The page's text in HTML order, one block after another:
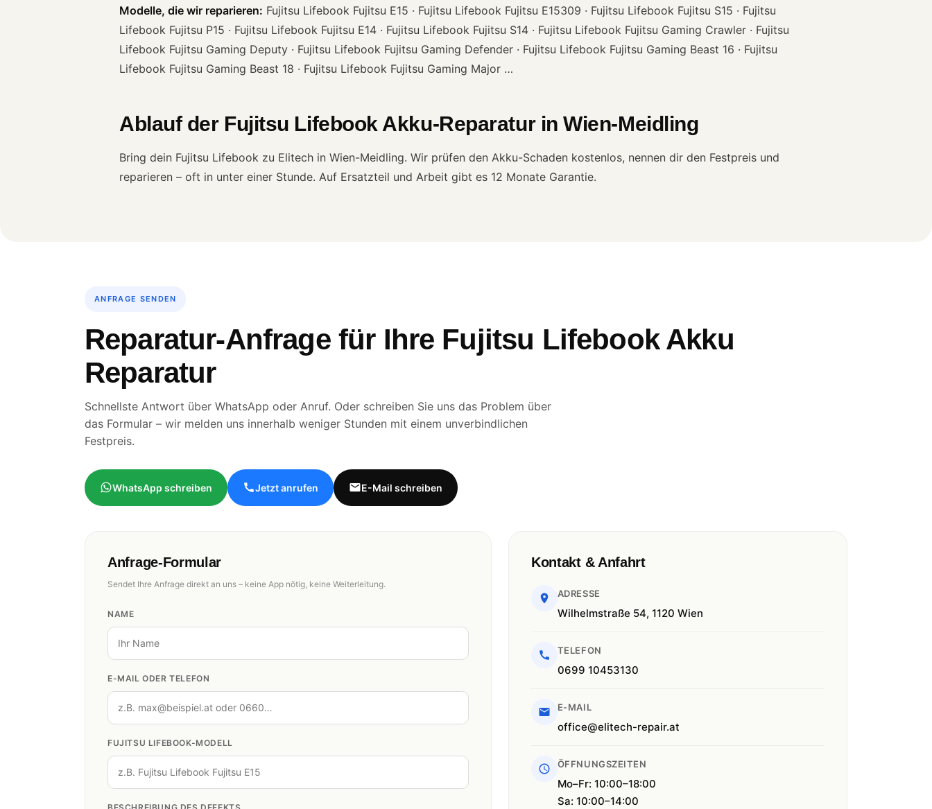
Modelle, die wir reparieren: Fujitsu Lifebook Fujitsu E15 · Fujitsu Lifebook Fujitsu E15309 · Fujitsu Lifebook Fujitsu S15 · Fujitsu
Lifebook Fujitsu P15 · Fujitsu Lifebook Fujitsu E14 · Fujitsu Lifebook Fujitsu S14 · Fujitsu Lifebook Fujitsu Gaming Crawler · Fujitsu
Lifebook Fujitsu Gaming Deputy · Fujitsu Lifebook Fujitsu Gaming Defender · Fujitsu Lifebook Fujitsu Gaming Beast 16 · Fujitsu
Lifebook Fujitsu Gaming Beast 18 · Fujitsu Lifebook Fujitsu Gaming Major …
Ablauf der Fujitsu Lifebook Akku-Reparatur in Wien-Meidling
Bring dein Fujitsu Lifebook zu Elitech in Wien-Meidling. Wir prüfen den Akku-Schaden kostenlos, nennen dir den Festpreis und
reparieren – oft in unter einer Stunde. Auf Ersatzteil und Arbeit gibt es 12 Monate Garantie.
ANFRAGE SENDEN
Reparatur-Anfrage für Ihre Fujitsu Lifebook Akku
Reparatur
Schnellste Antwort über WhatsApp oder Anruf. Oder schreiben Sie uns das Problem über
das Formular – wir melden uns innerhalb weniger Stunden mit einem unverbindlichen
Festpreis.
WhatsApp schreiben Jetzt anrufen E-Mail schreiben
Anfrage-Formular
Sendet Ihre Anfrage direkt an uns – keine App nötig, keine Weiterleitung.
NAME
E-MAIL ODER TELEFON
FUJITSU LIFEBOOK-MODELL
Kontakt & Anfahrt
ADRESSE
Wilhelmstraße 54, 1120 Wien
TELEFON
0699 10453130
E-MAIL
office@elitech-repair.at
ÖFFNUNGSZEITEN
Mo–Fr: 10:00–18:00
Sa: 10:00–14:00